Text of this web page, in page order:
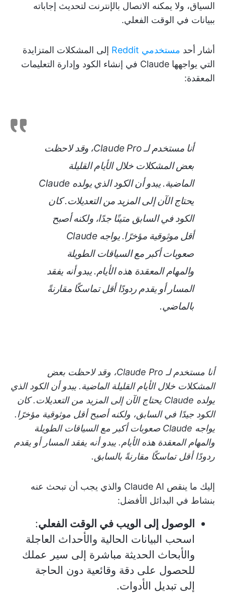
السياق، ولا يمكنه الاتصال بالإنترنت لتحديث إجاباته
ببيانات في الوقت الفعلي.
أشار أحد مستخدمي Reddit
إلى المشكلات المتزايدة
التي يواجهها Claude في إنشاء الكود وإدارة التعليمات
المعقدة:
أنا مستخدم لـ Claude Pro، وقد لاحظت
بعض المشكلات خلال الأيام القليلة
الماضية. يبدو أن الكود الذي يولده Claude
يحتاج الآن إلى المزيد من التعديلات. كان
الكود في السابق متينًا جدًا، ولكنه أصبح
أقل موثوقية مؤخرًا. يواجه Claude
صعوبات أكبر مع السياقات الطويلة
والمهام المعقدة هذه الأيام. يبدو أنه يفقد
المسار أو يقدم ردودًا أقل تماسكًا مقارنةً
بالماضي.
أنا مستخدم لـ Claude Pro، وقد لاحظت بعض
المشكلات خلال الأيام القليلة الماضية. يبدو أن الكود الذي
يولده Claude يحتاج الآن إلى المزيد من التعديلات. كان
الكود جيدًا في السابق، ولكنه أصبح أقل موثوقية مؤخرًا.
يواجه Claude صعوبات أكبر مع السياقات الطويلة
والمهام المعقدة هذه الأيام. يبدو أنه يفقد المسار أو يقدم
ردودًا أقل تماسكًا مقارنةً بالسابق.
إليك ما ينقص Claude AI والذي يجب أن تبحث عنه
بنشاط في البدائل الأفضل:
الوصول إلى الويب في الوقت الفعلي:
اسحب البيانات الحالية والأحداث العاجلة
والأبحاث الحديثة مباشرة إلى سير عملك
للحصول على دقة وقائعية دون الحاجة
إلى تبديل الأدوات.